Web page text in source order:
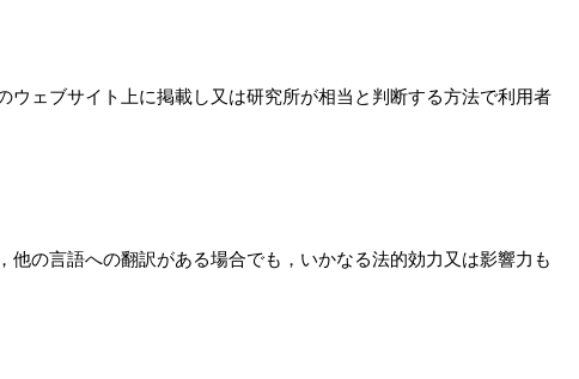
ェブサイト上に掲載し又は研究所が相当と判断する方法で利用者
の言語への翻訳がある場合でも，いかなる法的効力又は影響力も